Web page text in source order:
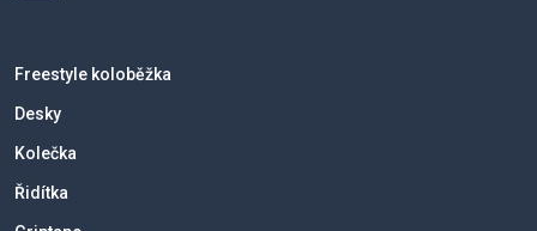
Freestyle koloběžka
Desky
Kolečka
Řidítka